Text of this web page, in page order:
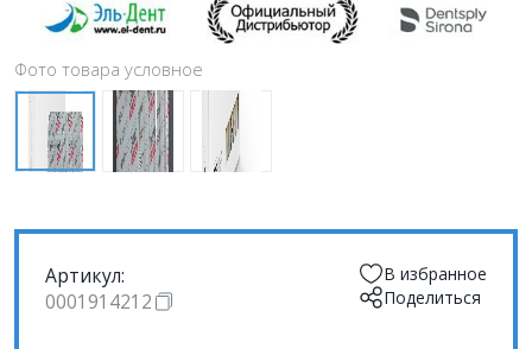
Фото товара условное
Артикул:
0001914212
В избранное
Поделиться